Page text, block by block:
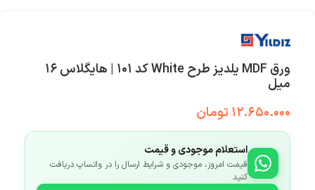
ورق MDF یلدیز طرح White کد ۱۰۱ | هایگلاس ۱۶
میل
۱۲.۶۵۰.۰۰۰ تومان
استعلام موجودی و قیمت
قیمت امروز، موجودی و شرایط ارسال را در واتساپ دریافت
کنید